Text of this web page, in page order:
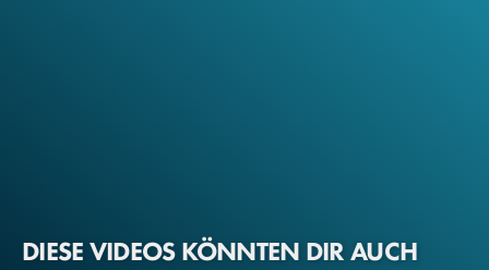
DIESE VIDEOS KÖNNTEN DIR AUCH